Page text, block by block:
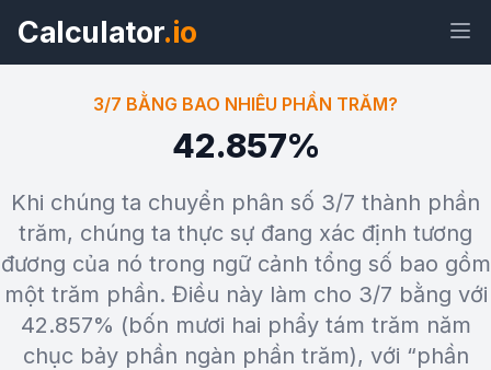
Calculator.io
kết
bản
Xem trước 3/7 bằng bao nhiêu phần
trăm? Tiện ích
3/7 BẰNG BAO NHIÊU PHẦN TRĂM?
42.857%
Khi chúng ta chuyển phân số 3/7 thành phần
trăm, chúng ta thực sự đang xác định tương
đương của nó trong ngữ cảnh tổng số bao gồm
một trăm phần. Điều này làm cho 3/7 bằng với
42.857% (bốn mươi hai phẩy tám trăm năm
chục bảy phần ngàn phần trăm), với “phần